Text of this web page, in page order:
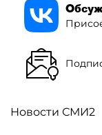
Новости СМИ2